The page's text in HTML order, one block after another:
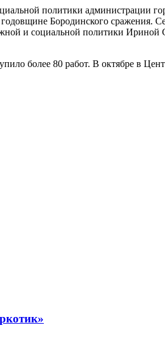
политики администрации
Бородинского
и социальной политики
80 работ. В октябре в